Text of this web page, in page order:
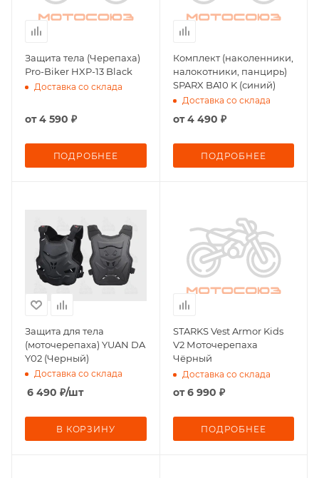
Защита тела (Черепаха)
Pro-Biker HXP-13 Black
Доставка со склада
от4 590 ₽
ПОДРОБНЕЕ
Комплект (наколенники,
налокотники, панцирь)
SPARX BA10 K (синий)
Доставка со склада
от4 490 ₽
ПОДРОБНЕЕ
Защита для тела
(моточерепаха) YUAN DA
Y02 (Черный)
Доставка со склада
6 490 ₽/шт
В КОРЗИНУ
STARKS Vest Armor Kids
V2 Моточерепаха
Чёрный
Доставка со склада
от6 990 ₽
ПОДРОБНЕЕ